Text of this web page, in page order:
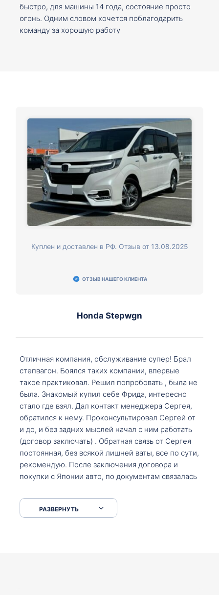
быстро, для машины 14 года, состояние просто
огонь. Одним словом хочется поблагодарить
команду за хорошую работу
Куплен и доставлен в РФ. Отзыв от 13.08.2025
ОТЗЫВ НАШЕГО КЛИЕНТА
Honda Stepwgn
Отличная компания, обслуживание супер! Брал
степвагон. Боялся таких компании, впервые
такое практиковал. Решил попробовать , была не
была. Знакомый купил себе Фрида, интересно
стало где взял. Дал контакт менеджера Сергея,
обратился к нему. Проконсультировал Сергей от
и до, и без задних мыслей начал с ним работать
(договор заключать) . Обратная связь от Сергея
постоянная, без всякой лишней ваты, все по сути,
рекомендую. После заключения договора и
покупки с Японии авто, по документам связалась
что заполнить, куда зайти, образцы и т.д. После
приехал за авто. Меня тепло встретили Сергей с
РАЗВЕРНУТЬ